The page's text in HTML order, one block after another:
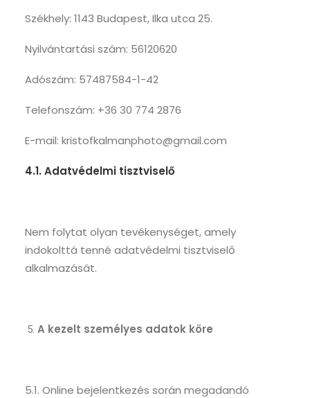
Székhely: 1143 Budapest, Ilka utca 25.
Nyilvántartási szám: 56120620
Adószám: 57487584-1-42
Telefonszám: +36 30 774 2876
E-mail: kristofkalmanphoto@gmail.com
4.1. Adatvédelmi tisztviselő
Nem folytat olyan tevékenységet, amely
indokolttá tenné adatvédelmi tisztviselő
alkalmazását.
A kezelt személyes adatok köre
5.1. Online bejelentkezés során megadandó